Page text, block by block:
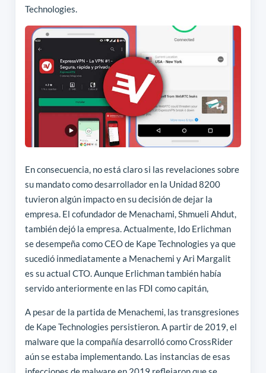
Technologies.
En consecuencia, no está claro si las revelaciones sobre
su mandato como desarrollador en la Unidad 8200
tuvieron algún impacto en su decisión de dejar la
empresa. El cofundador de Menachami, Shmueli Ahdut,
también dejó la empresa. Actualmente, Ido Erlichman
se desempeña como CEO de Kape Technologies ya que
sucedió inmediatamente a Menachemi y Ari Margalit
es su actual CTO. Aunque Erlichman también había
servido anteriormente en las FDI como capitán,
A pesar de la partida de Menachemi, las transgresiones
de Kape Technologies persistieron. A partir de 2019, el
malware que la compañía desarrolló como CrossRider
aún se estaba implementando. Las instancias de esas